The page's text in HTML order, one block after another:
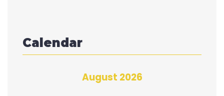
Calendar
August 2026